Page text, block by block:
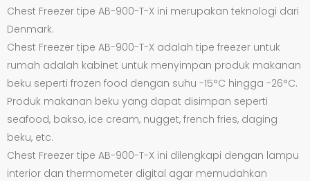
Chest Freezer tipe AB-900-T-X ini merupakan teknologi dari
Denmark.
Chest Freezer tipe AB-900-T-X adalah tipe freezer untuk
rumah adalah kabinet untuk menyimpan produk makanan
beku seperti frozen food dengan suhu -15°C hingga -26°C.
Produk makanan beku yang dapat disimpan seperti
seafood, bakso, ice cream, nugget, french fries, daging
beku, etc.
Chest Freezer tipe AB-900-T-X ini dilengkapi dengan lampu
interior dan thermometer digital agar memudahkan